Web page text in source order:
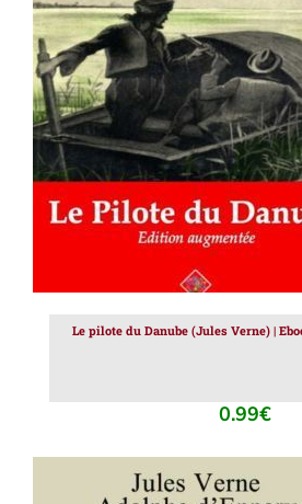
AJOUTER AU PANIER /
Le pilote du Danube (Jules Verne) |
0.99€